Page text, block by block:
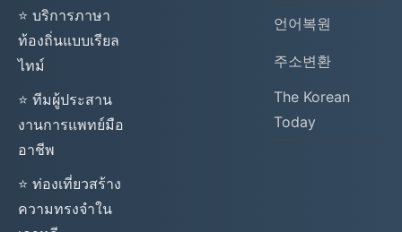
⭐ บริการภาษา
ท้องถิ่นแบบเรียล
ไทม์
⭐ ทีมผู้ประสาน
งานการแพทย์มือ
อาชีพ
⭐ ท่องเที่ยวสร้าง
ความทรงจำใน
언어복원
주소변환
The Korean
Today